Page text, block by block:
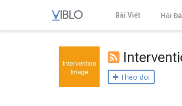
Bài Viết Hỏi
Theo dõi